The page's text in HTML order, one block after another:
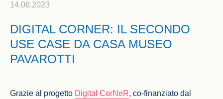
14.06.2023
DIGITAL CORNER: IL SECONDO
USE CASE DA CASA MUSEO
PAVAROTTI
Grazie al progetto Digital CorNeR, co-finanziato dal